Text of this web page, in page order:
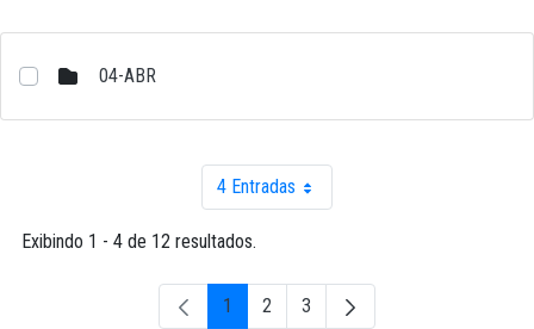
04-ABR
4 EntradasPor página
Exibindo 1 - 4 de 12 resultados.
Página
1 Página
2 Página
3